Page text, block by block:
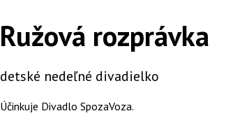
Ružová rozprávka
detské nedeľné divadielko
Účinkuje Divadlo SpozaVoza.